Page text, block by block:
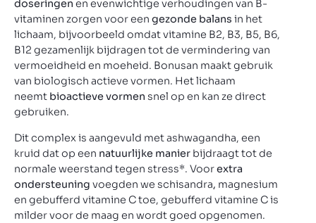
doseringen en evenwichtige verhoudingen van B-
vitaminen zorgen voor een gezonde balans in het
lichaam, bijvoorbeeld omdat vitamine B2, B3, B5, B6,
B12 gezamenlijk bijdragen tot de vermindering van
vermoeidheid en moeheid. Bonusan maakt gebruik
van biologisch actieve vormen. Het lichaam
neemt bioactieve vormen snel op en kan ze direct
gebruiken.
Dit complex is aangevuld met ashwagandha, een
kruid dat op een natuurlijke manier bijdraagt tot de
normale weerstand tegen stress*. Voorextra
ondersteuning voegden we schisandra, magnesium
en gebufferd vitamine C toe, gebufferd vitamine C is
milder voor de maag en wordt goed opgenomen.